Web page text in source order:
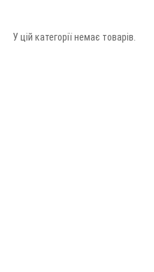
У цій категорії немає товарів.